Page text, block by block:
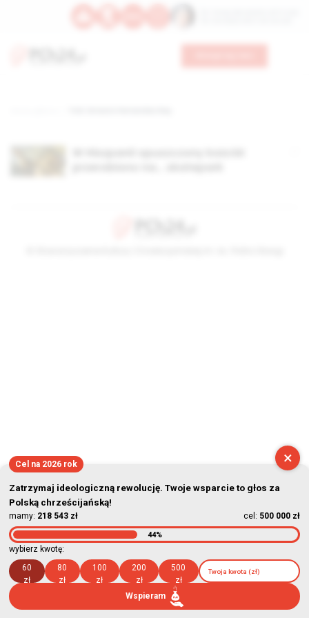
×
Cel na 2026 rok
Zatrzymaj ideologiczną rewolucję. Twoje wsparcie to głos za
Polską chrześcijańską!
mamy: 218 543 zł cel: 500 000 zł
44%
wybierz kwotę:
60
zł
80
zł
100
zł
200
zł
500
zł
Wspieram